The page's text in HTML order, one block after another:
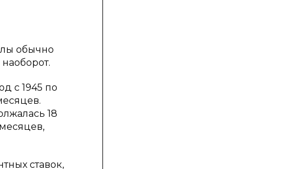
обычно
с 1945 по
18
ставок,